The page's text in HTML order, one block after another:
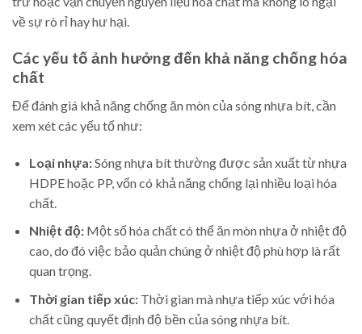
về sự rò rỉ hay hư hại.
Các yếu tố ảnh hưởng đến khả năng chống hóa
chất
Để đánh giá khả năng chống ăn mòn của sóng nhựa bít, cần
xem xét các yếu tố như:
Loại nhựa:Sóng nhựa bít thường được sản xuất từ nhựa
HDPE hoặc PP, vốn có khả năng chống lại nhiều loại hóa
chất.
Nhiệt độ:Một số hóa chất có thể ăn mòn nhựa ở nhiệt độ
cao, do đó việc bảo quản chúng ở nhiệt độ phù hợp là rất
quan trọng.
Thời gian tiếp xúc:Thời gian mà nhựa tiếp xúc với hóa
chất cũng quyết định độ bền của sóng nhựa bít.